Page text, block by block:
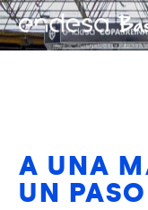
A UNA
UN